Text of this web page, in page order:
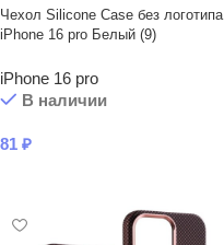
Чехол Silicone Case без логотипа
iPhone 16 pro Белый (9)
iPhone 16 pro
В наличии
81 ₽